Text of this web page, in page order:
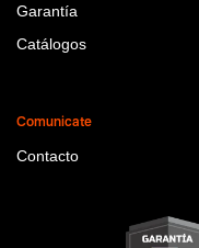
Garantía
Catálogos
Comunicate
Contacto